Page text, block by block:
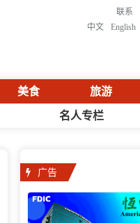
联系
中文
English
美食 旅游
名人专栏
广告